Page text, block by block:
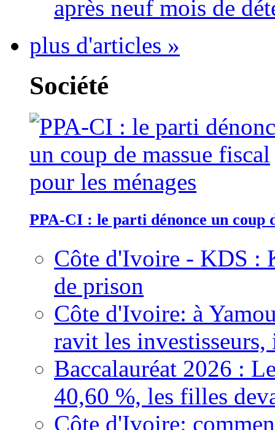
après neuf mois de
plus d'articles »
Société
PPA-CI : le parti dénonce un coup
Côte d'Ivoire - KDS :
de prison
Côte d'Ivoire: à
ravit les
Baccalauréat 2026 :
40,60 %, les filles
Côte d'Ivoire: